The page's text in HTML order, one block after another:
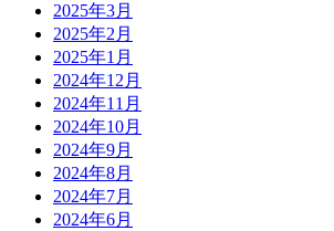
2025年3月
2025年2月
2025年1月
2024年12月
2024年11月
2024年10月
2024年9月
2024年8月
2024年7月
2024年6月